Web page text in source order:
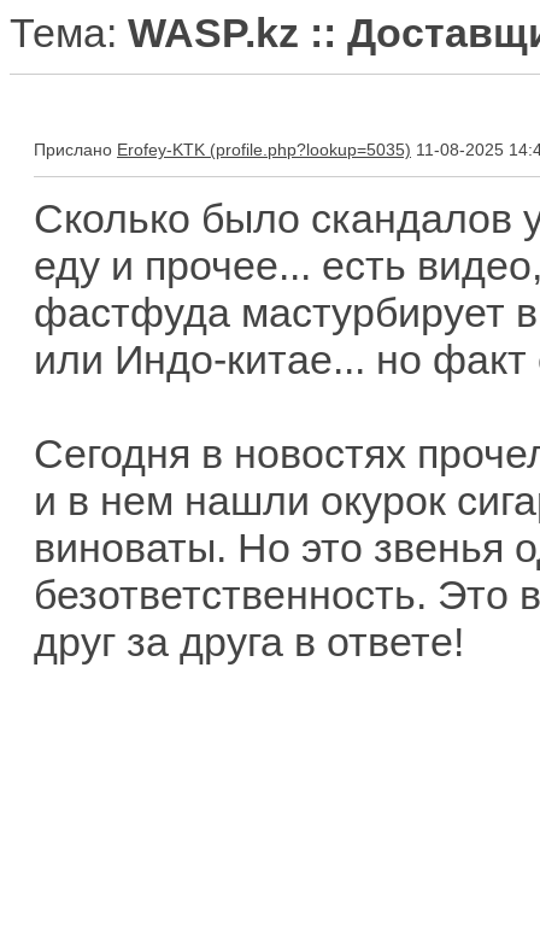
Тема: WASP.kz ::
Прислано Erofey-KTK 11-08-2025
Сколько было скандалов
еду и прочее... есть
фастфуда мастурбирует
или Индо-китае... но факт
Сегодня в новостях
и в нем нашли окурок
виноваты. Но это звенья
безответственность.
друг за друга в ответе!